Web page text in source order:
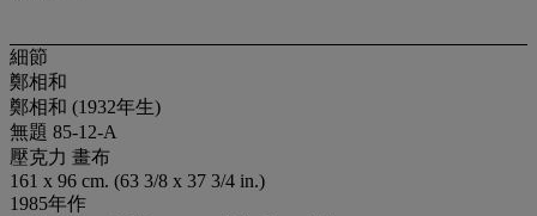
細節
鄭相和
鄭相和 (1932年生)
無題 85-12-A
壓克力 畫布
161 x 96 cm. (63 3/8 x 37 3/4 in.)
1985年作